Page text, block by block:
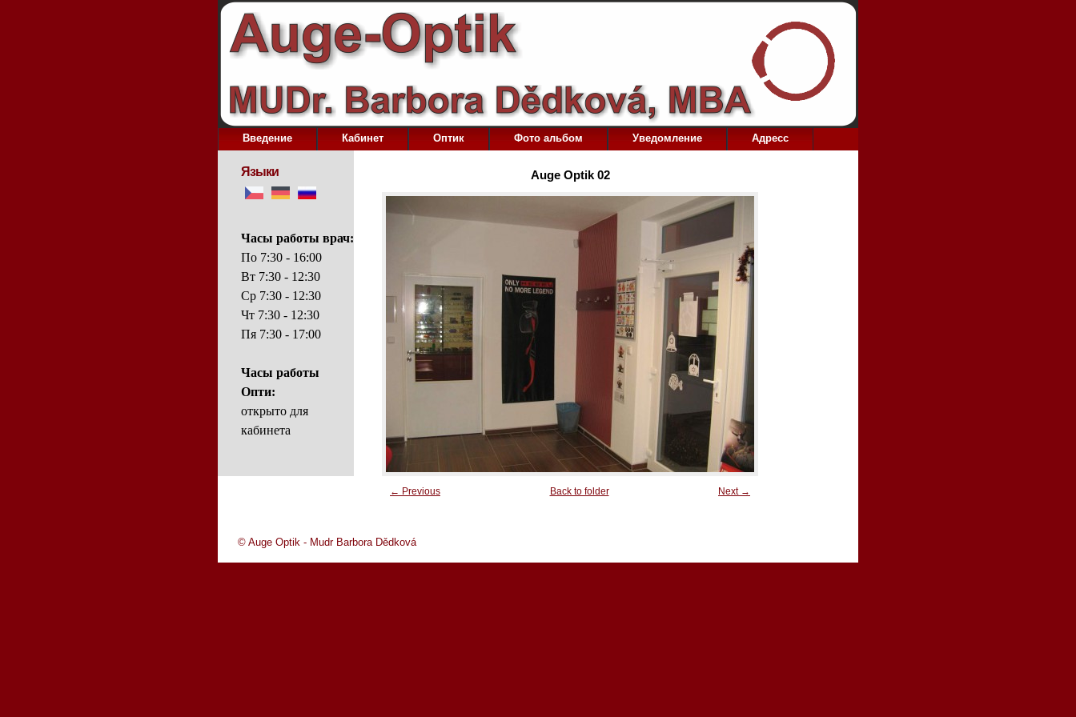
Bведение Кабинет Оптик Фото альбом Уведомление Aдресс
Языки
Часы работы врач:
По 7:30 - 16:00
Вт 7:30 - 12:30
Сp 7:30 - 12:30
Чт 7:30 - 12:30
Пя 7:30 - 17:00
Часы работы
Опти:
открыто для
кабинета
Auge Optik 02
← Previous Next →
Back to folder
© Auge Optik - Mudr Barbora Dědková